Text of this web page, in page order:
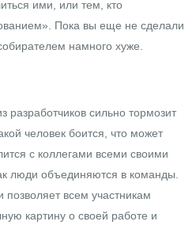
ими, или тем, кто
Пока вы еще не сделали
намного хуже.
разработчиков сильно тормозит
человек боится, что может
с коллегами всеми своими
люди объединяются в команды.
всем участникам
картину о своей работе и